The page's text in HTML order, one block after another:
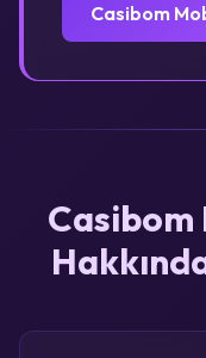
Casibom
Casibom